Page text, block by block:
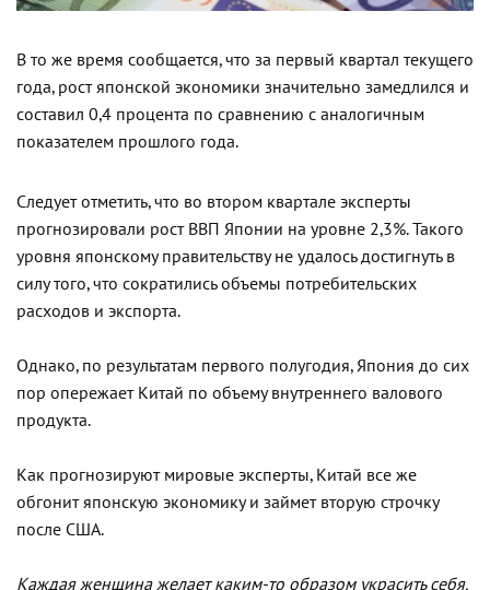
В то же время сообщается, что за первый квартал текущего
года, рост японской экономики значительно замедлился и
составил 0,4 процента по сравнению с аналогичным
показателем прошлого года.
Следует отметить, что во втором квартале эксперты
прогнозировали рост ВВП Японии на уровне 2,3%. Такого
уровня японскому правительству не удалось достигнуть в
силу того, что сократились объемы потребительских
расходов и экспорта.
Однако, по результатам первого полугодия, Япония до сих
пор опережает Китай по объему внутреннего валового
продукта.
Как прогнозируют мировые эксперты, Китай все же
обгонит японскую экономику и займет вторую строчку
после США.
Каждая женщина желает каким-то образом украсить себя,